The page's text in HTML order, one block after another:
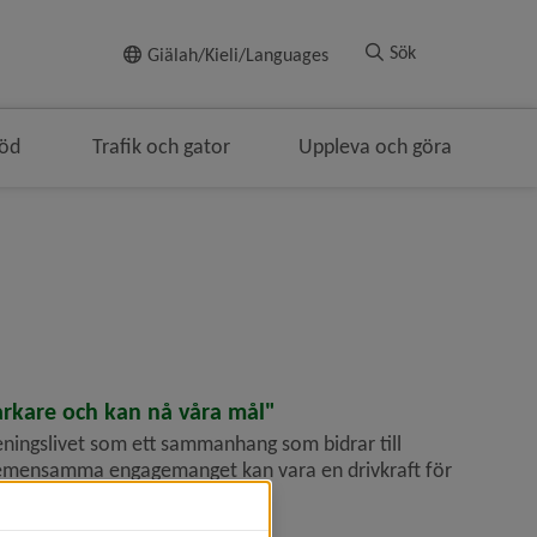
Giälah/Kieli/Languages Sök
Trafik och gator Uppleva och göra
och kan nå våra mål"
som ett sammanhang som bidrar till
engagemanget kan vara en drivkraft för